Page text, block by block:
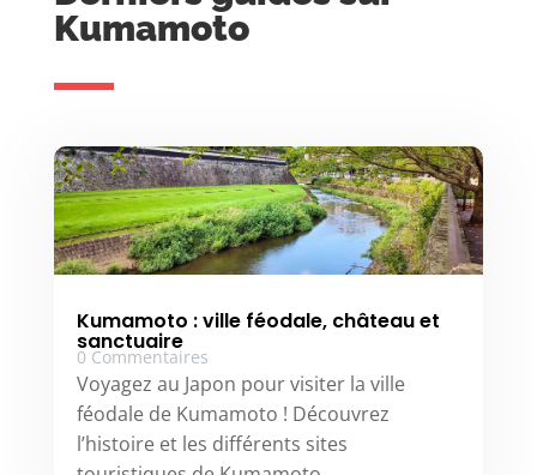
Kumamoto
Kumamoto : ville féodale, château et
sanctuaire
0 Commentaires
Voyagez au Japon pour visiter la ville
féodale de Kumamoto ! Découvrez
l’histoire et les différents sites